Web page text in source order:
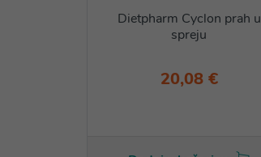
Dietpharm Cyclon prah u
spreju
20,08 €